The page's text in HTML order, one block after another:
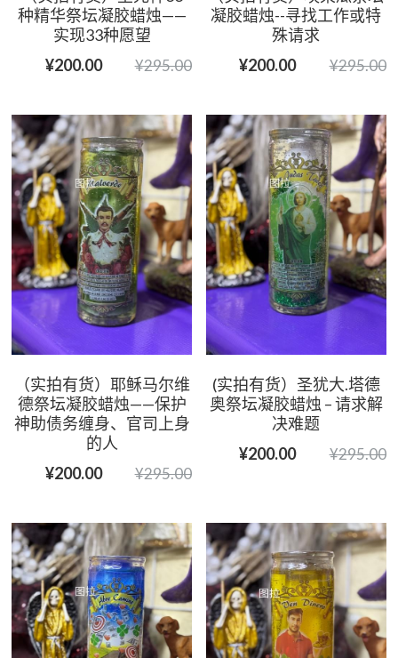
种精华祭坛凝胶蜡烛——
实现33种愿望
¥200.00
¥295.00
凝胶蜡烛--寻找工作或特
殊请求
¥200.00
¥295.00
（实拍有货）耶稣马尔维
德祭坛凝胶蜡烛——保护
神助债务缠身、官司上身
的人
¥200.00
¥295.00
(实拍有货）圣犹大.塔德
奥祭坛凝胶蜡烛 – 请求解
决难题
¥200.00
¥295.00